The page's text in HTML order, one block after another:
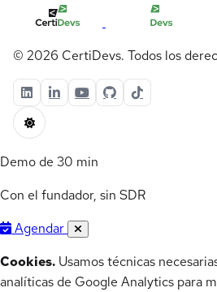
© 2026 CertiDevs. Todos los
Demo de 30 min
Con el fundador, sin SDR
Agendar
Cookies. Usamos técnicas
analíticas de Google Analytics para